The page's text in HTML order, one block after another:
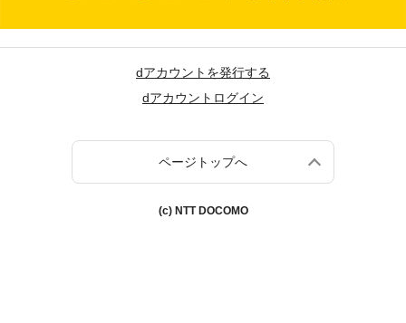
dアカウントを発行する
dアカウントログイン
ページトップへ
(c) NTT DOCOMO